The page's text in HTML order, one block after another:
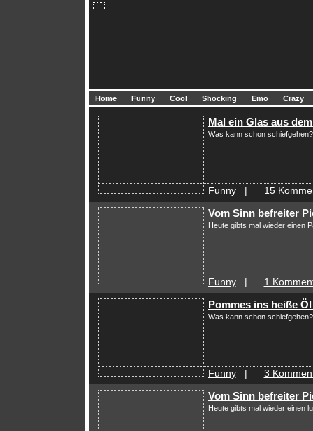
Home Funny Cool Shocking Emo Crazy
Mal ein Glas aus
Was kann schon schiefgehen?
Funny| 15
Vom Sinn befreiter
Heute gibts mal wieder einen
Funny| 1
Pommes ins heiße
Was kann schon schiefgehen?
Funny| 3
Vom Sinn befreiter
Heute gibts mal wieder einen